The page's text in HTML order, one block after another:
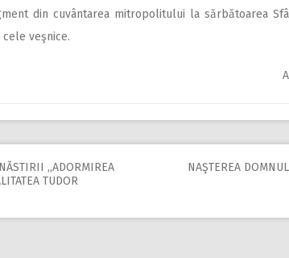
din cuvântarea mitropolitului la sărbătoarea
veşnice.
,,ADORMIREA
TUDOR
NAŞTEREA